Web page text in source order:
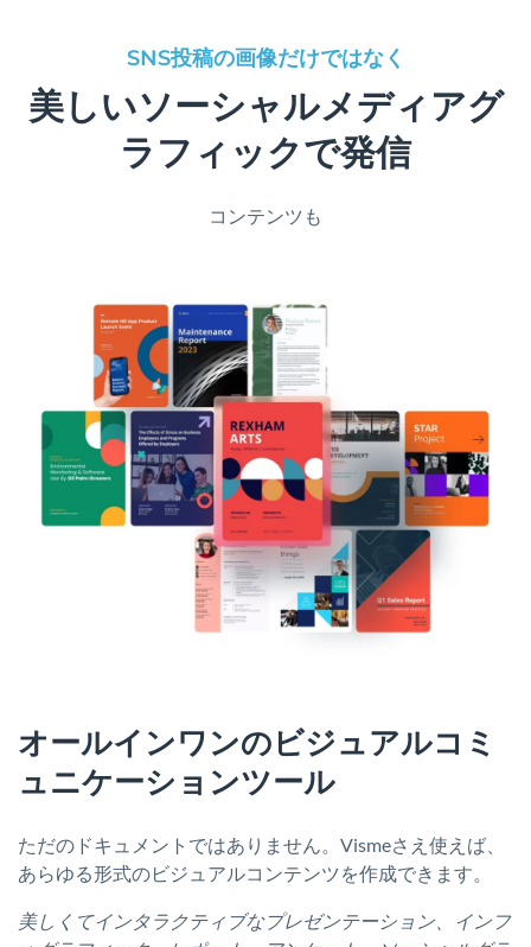
SNS投稿の画像だけではなく
美しいソーシャルメディアグ
ラフィックで発信
コンテンツも
オールインワンのビジュアルコミ
ュニケーションツール
ただのドキュメントではありません。Vismeさえ使えば、
あらゆる形式のビジュアルコンテンツを作成できます。
美しくてインタラクティブなプレゼンテーション、インフ